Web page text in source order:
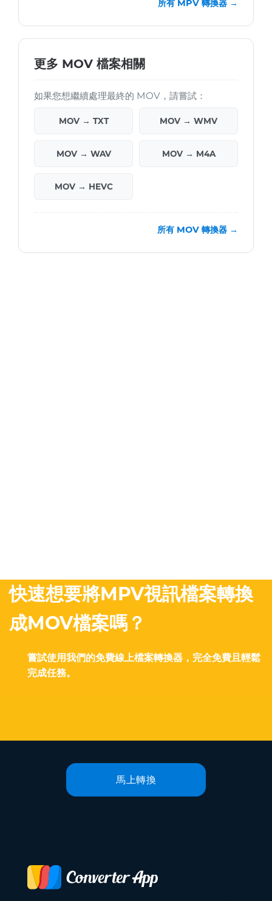
所有 MPV 轉換器 →
更多 MOV 檔案相關
如果您想繼續處理最終的 MOV，請嘗試：
MOV → TXT MOV → WMV
MOV → WAV MOV → M4A
MOV → HEVC
所有 MOV 轉換器 →
快速想要將MPV視訊檔案轉換
成MOV檔案嗎？
嘗試使用我們的免費線上檔案轉換器，完全免費且輕鬆
完成任務。
馬上轉換